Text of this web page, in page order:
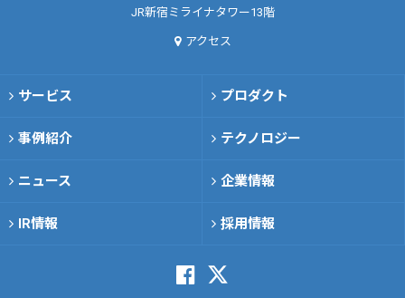
JR新宿ミライナタワー13階
アクセス
サービス プロダクト
事例紹介 テクノロジー
ニュース 企業情報
IR情報 採用情報